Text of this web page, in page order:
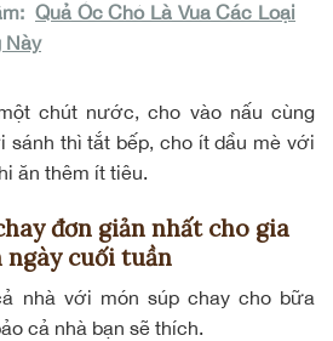
Quả Óc Chó Là Vua Các Loại
Này
chút nước, cho vào nấu cùng
sánh thì tắt bếp, cho ít dầu mè với
ăn thêm ít tiêu.
đơn giản nhất cho gia
ngày cuối tuần
nhà với món súp chay cho bữa
cả nhà bạn sẽ thích.